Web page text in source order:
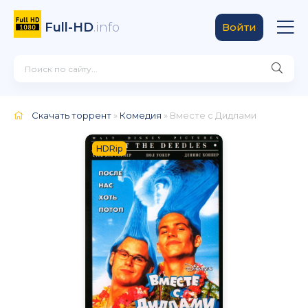
Full-HD.info Войти
Скачать торрент » Комедия » Вместе с Дидлами
HDRip